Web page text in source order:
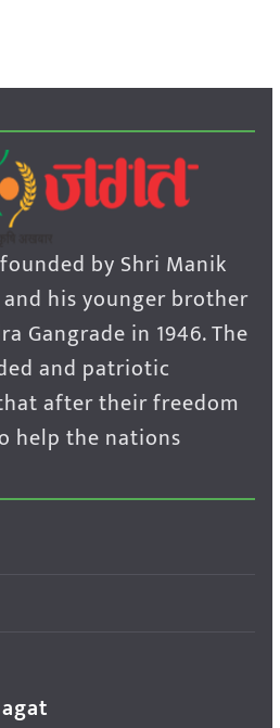
by Shri Manik
his younger brother
Gangrade in 1946. The
and patriotic
after their freedom
help the nations